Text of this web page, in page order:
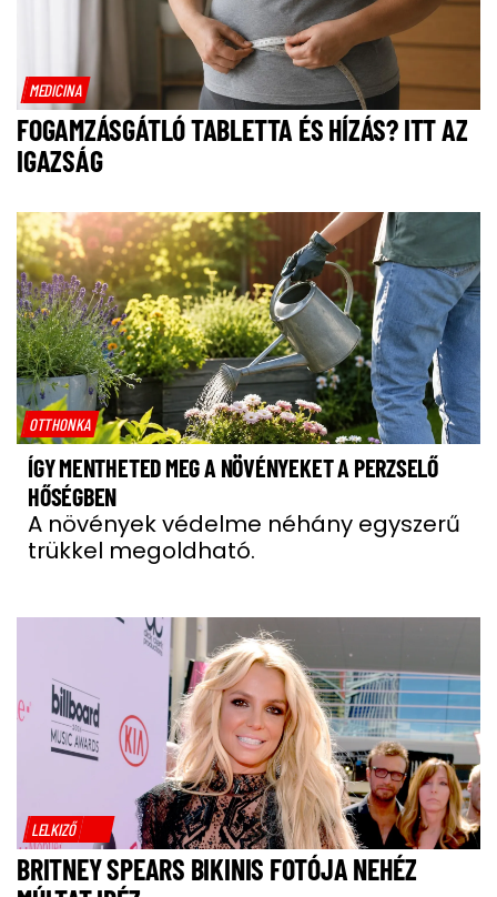
MEDICINA
FOGAMZÁSGÁTLÓ TABLETTA ÉS HÍZÁS? ITT AZ
IGAZSÁG
OTTHONKA
ÍGY MENTHETED MEG A NÖVÉNYEKET A PERZSELŐ
HŐSÉGBEN
A növények védelme néhány egyszerű
trükkel megoldható.
LELKIZŐ
BRITNEY SPEARS BIKINIS FOTÓJA NEHÉZ